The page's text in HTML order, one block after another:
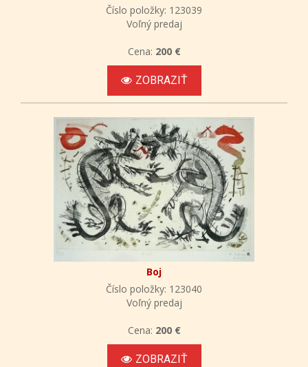
Číslo položky: 123039
Voľný predaj
Cena: 200 €
ZOBRAZIŤ
Boj
Číslo položky: 123040
Voľný predaj
Cena: 200 €
ZOBRAZIŤ